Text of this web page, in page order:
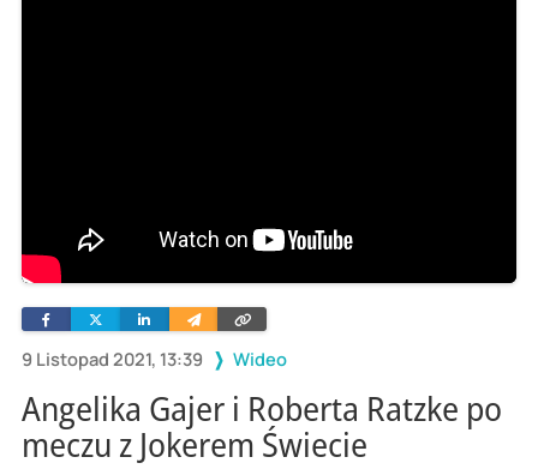
9 Listopad 2021, 13:39 Wideo
FacebookTwitterLinkedinWyślij
e-
Skopiuj
link
Angelika Gajer i Roberta Ratzke po
meczu z Jokerem Świecie